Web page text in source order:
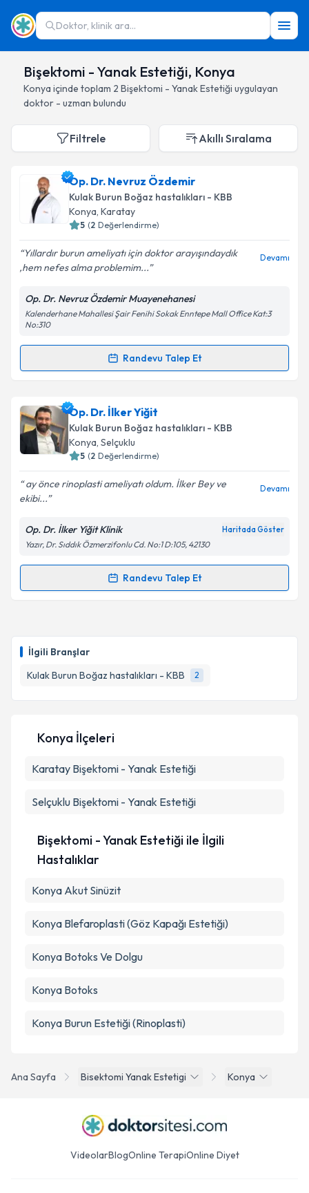
Doktor, klinik ara...
Bişektomi - Yanak Estetiği, Konya
Konya içinde toplam 2 Bişektomi - Yanak Estetiği uygulayan
doktor - uzman bulundu
İlgili Branşlar
Kulak Burun Boğaz hastalıkları - KBB
2
Filtrele Akıllı Sıralama
Op. Dr. Nevruz Özdemir
Kulak Burun Boğaz hastalıkları - KBB
Konya, Karatay
5 (2 Değerlendirme)
Yıllardır burun ameliyatı için doktor arayışındaydık
,hem nefes alma problemim...
Devamı
Op. Dr. Nevruz Özdemir Muayenehanesi
Kalenderhane Mahallesi Şair Fenihi Sokak Enntepe Mall Office Kat:3
No:310
Randevu Talep Et
Randevu Takvimi Talebi
Op. Dr. Nevruz Özdemir
oluşturun. Size bu uzmandan randevu almanız için bir
takvim hazırlandığında e-posta ile bilgilendireceğiz.
Kişisel verilerimin işlenmesine ilişkin
Aydınlatma
Metni'ni okudum ve kişisel verilerimin belirtilen
kapsamda işlenmesini kabul ediyorum.
Op. Dr. İlker Yiğit
Kulak Burun Boğaz hastalıkları - KBB
Konya, Selçuklu
5 (2 Değerlendirme)
ay önce rinoplasti ameliyatı oldum. İlker Bey ve
ekibi...
Devamı
Op. Dr. İlker Yiğit Klinik Haritada Göster
Yazır, Dr. Sıddık Özmerzifonlu Cd. No:1 D:105, 42130
Randevu Talep Et
Randevu Takvimi Talebi
takvim hazırlandığında e-posta ile bilgilendireceğiz.
Metni'ni okudum ve kişisel verilerimin belirtilen
Ana Sayfa Bisektomi Yanak Estetigi Konya
Konya İlçeleri
Karatay Bişektomi - Yanak Estetiği
Selçuklu Bişektomi - Yanak Estetiği
Bişektomi - Yanak Estetiği ile İlgili
Hastalıklar
Konya Akut Sinüzit
Konya Blefaroplasti (Göz Kapağı Estetiği)
Konya Botoks Ve Dolgu
Konya Botoks
Konya Burun Estetiği (Rinoplasti)
VideolarBlogOnline TerapiOnline Diyet